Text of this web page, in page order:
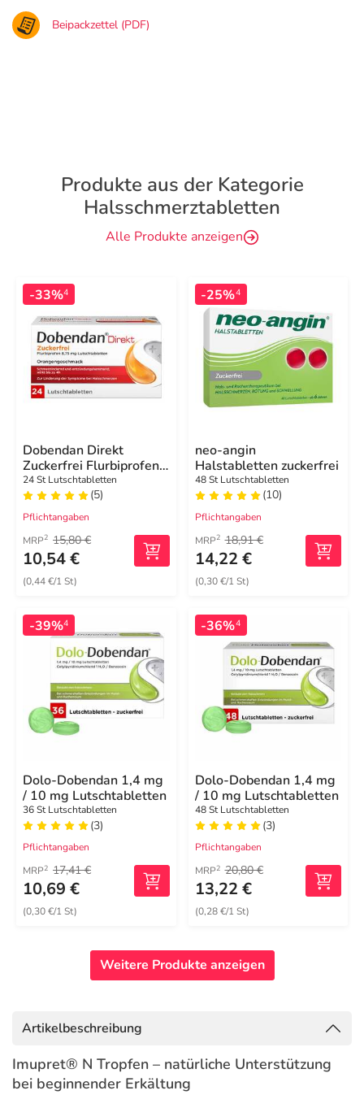
Beipackzettel (PDF)
Produkte aus der Kategorie
Halsschmerztabletten
Alle Produkte anzeigen
-33%4
Dobendan Direkt
Zuckerfrei Flurbiprofen
8,75 mg
Lutschtabletten
24 St Lutschtabletten
(5)
Pflichtangaben
MRP2 15,80 €
10,54 €
(0,44 €/1 St)
-25%4
neo-angin
Halstabletten zuckerfrei
48 St Lutschtabletten
(10)
Pflichtangaben
MRP2 18,91 €
14,22 €
(0,30 €/1 St)
-39%4
Dolo-Dobendan 1,4 mg
/ 10 mg Lutschtabletten
36 St Lutschtabletten
(3)
Pflichtangaben
MRP2 17,41 €
10,69 €
(0,30 €/1 St)
-36%4
Dolo-Dobendan 1,4 mg
/ 10 mg Lutschtabletten
48 St Lutschtabletten
(3)
Pflichtangaben
MRP2 20,80 €
13,22 €
(0,28 €/1 St)
Weitere Produkte anzeigen
Artikelbeschreibung
Imupret® N Tropfen – natürliche Unterstützung
bei beginnender Erkältung